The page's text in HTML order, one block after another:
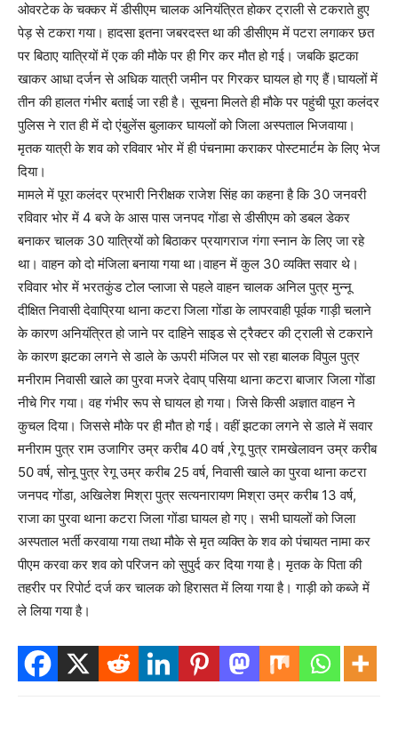
ओवरटेक के चक्कर में डीसीएम चालक अनियंत्रित होकर ट्राली से टकराते हुए
पेड़ से टकरा गया। हादसा इतना जबरदस्त था की डीसीएम में पटरा लगाकर छत
पर बिठाए यात्रियों में एक की मौके पर ही गिर कर मौत हो गई। जबकि झटका
खाकर आधा दर्जन से अधिक यात्री जमीन पर गिरकर घायल हो गए हैं।घायलों में
तीन की हालत गंभीर बताई जा रही है। सूचना मिलते ही मौके पर पहुंची पूरा कलंदर
पुलिस ने रात ही में दो एंबुलेंस बुलाकर घायलों को जिला अस्पताल भिजवाया।
मृतक यात्री के शव को रविवार भोर में ही पंचनामा कराकर पोस्टमार्टम के लिए भेज
दिया।
मामले में पूरा कलंदर प्रभारी निरीक्षक राजेश सिंह का कहना है कि 30 जनवरी
रविवार भोर में 4 बजे के आस पास जनपद गोंडा से डीसीएम को डबल डेकर
बनाकर चालक 30 यात्रियों को बिठाकर प्रयागराज गंगा स्नान के लिए जा रहे
था। वाहन को दो मंजिला बनाया गया था।वाहन में कुल 30 व्यक्ति सवार थे।
रविवार भोर में भरतकुंड टोल प्लाजा से पहले वाहन चालक अनिल पुत्र मुन्नू
दीक्षित निवासी देवाप्रिया थाना कटरा जिला गोंडा के लापरवाही पूर्वक गाड़ी चलाने
के कारण अनियंत्रित हो जाने पर दाहिने साइड से ट्रैक्टर की ट्राली से टकराने
के कारण झटका लगने से डाले के ऊपरी मंजिल पर सो रहा बालक विपुल पुत्र
मनीराम निवासी खाले का पुरवा मजरे देवाप् पसिया थाना कटरा बाजार जिला गोंडा
नीचे गिर गया। वह गंभीर रूप से घायल हो गया। जिसे किसी अज्ञात वाहन ने
कुचल दिया। जिससे मौके पर ही मौत हो गई। वहीं झटका लगने से डाले में सवार
मनीराम पुत्र राम उजागिर उम्र करीब 40 वर्ष ,रेगू पुत्र रामखेलावन उम्र करीब
50 वर्ष, सोनू पुत्र रेगू उम्र करीब 25 वर्ष, निवासी खाले का पुरवा थाना कटरा
जनपद गोंडा, अखिलेश मिश्रा पुत्र सत्यनारायण मिश्रा उम्र करीब 13 वर्ष,
राजा का पुरवा थाना कटरा जिला गोंडा घायल हो गए। सभी घायलों को जिला
अस्पताल भर्ती करवाया गया तथा मौके से मृत व्यक्ति के शव को पंचायत नामा कर
पीएम करवा कर शव को परिजन को सुपुर्द कर दिया गया है। मृतक के पिता की
तहरीर पर रिपोर्ट दर्ज कर चालक को हिरासत में लिया गया है। गाड़ी को कब्जे में
ले लिया गया है।